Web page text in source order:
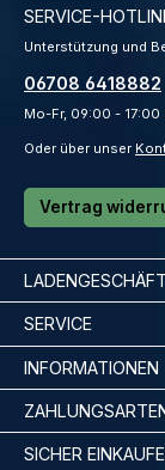
SERVICE-
Unterstützung und
06708 6418882
Mo-Fr, 09:00 - 17:00
Oder über unser
Vertrag
LADENGESCHÄFT
SERVICE
INFORMATIONEN
SICHER